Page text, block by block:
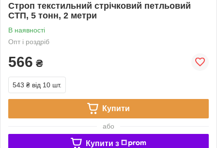
Строп текстильний стрічковий петльовий
СТП, 5 тонн, 2 метри
В наявності
Опт і роздріб
566 ₴
543 ₴ від 10 шт.
Купити
або
Купити з